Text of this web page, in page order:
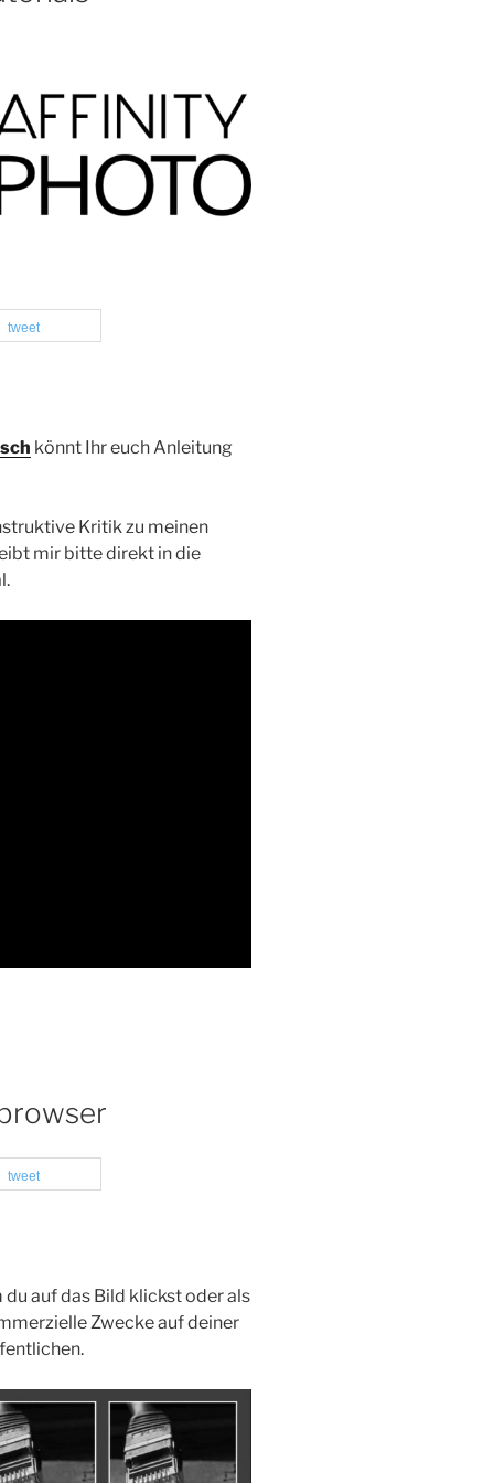
tweet
könnt Ihr euch Anleitung
Kritik zu meinen
mir bitte direkt in die
tweet
auf das Bild klickst oder als
Zwecke auf deiner